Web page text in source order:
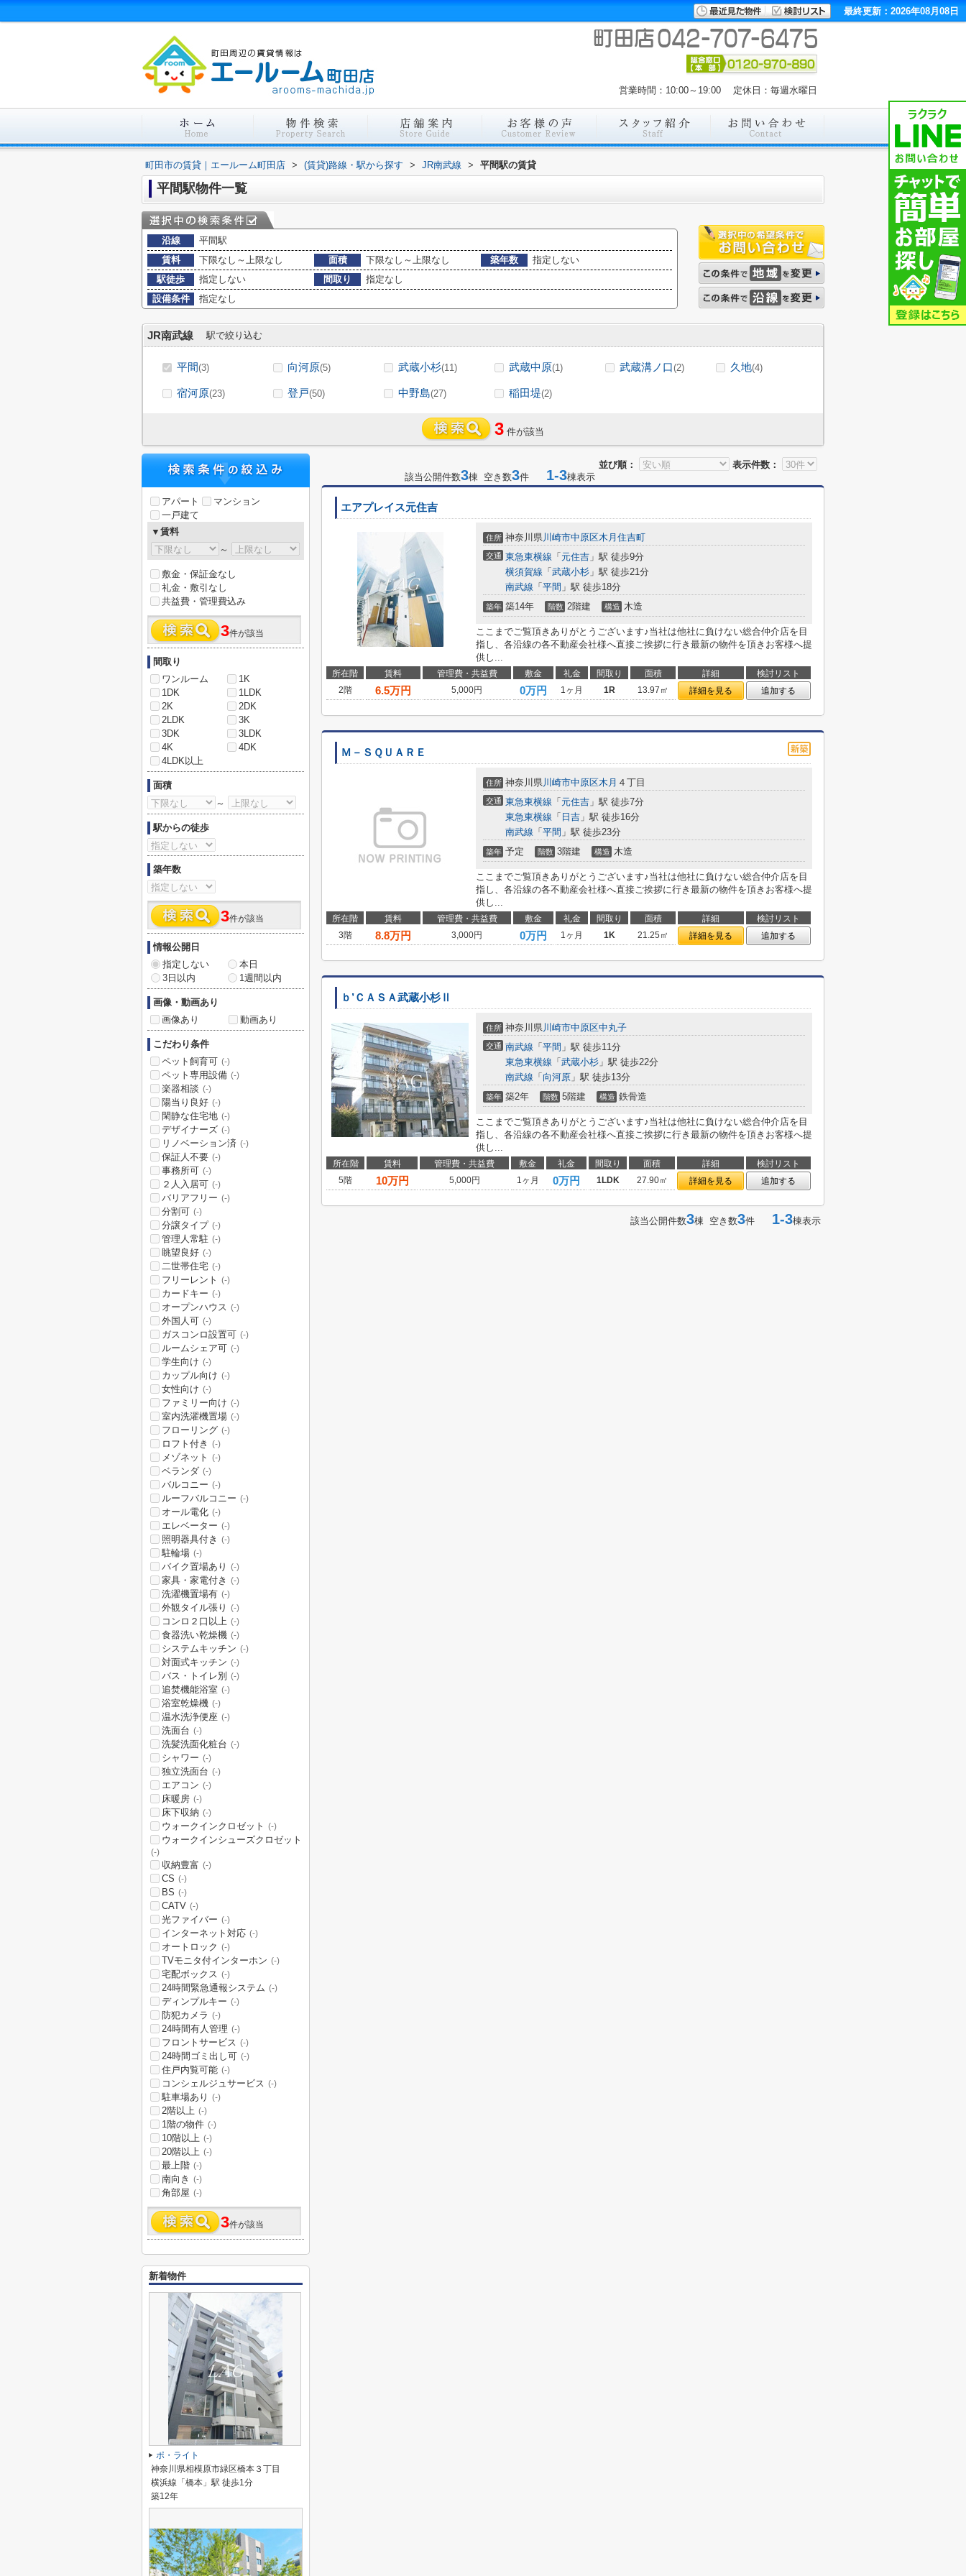
最終更新：2026年08月08日
営業時間：10:00～19:00 定休日：毎週水曜日
町田市の賃貸｜エールーム町田店 > (賃貸)路線・駅から探す > JR南武線 > 平間駅の賃貸
平間駅物件一覧
沿線
平間駅
賃料
下限なし～上限なし 面積 下限なし～上限なし 築年数
指定しない
駅徒歩
指定しない 間取り
指定なし
設備条件
指定なし
JR南武線 駅で絞り込む
平間(3) 向河原(5) 武蔵小杉(11) 武蔵中原(1) 武蔵溝ノ口(2) 久地(4)
宿河原(23) 登戸(50) 中野島(27) 稲田堤(2)
3 件が該当
並び順：
表示件数：
該当公開件数3棟 空き数3件 1-3棟表示
エアプレイス元住吉
住所 神奈川県川崎市中原区木月住吉町
交通 東急東横線 「 元住吉 」駅 徒歩9分
横須賀線 「 武蔵小杉 」駅 徒歩21分
南武線 「 平間 」駅 徒歩18分
築年 築14年 階数 2階建 構造 木造
ここまでご覧頂きありがとうございます♪当社は他社に負けない総合仲介店を目
指し、各沿線の各不動産会社様へ直接ご挨拶に行き最新の物件を頂きお客様へ提
供し...
所在階 賃料 管理費・共益費 敷金 礼金 間取り 面積 詳細
検討リスト
2階
6.5万円 5,000円 0万円 1ヶ月 1R 13.97㎡ 詳細を見る 追加する
Ｍ－ＳＱＵＡＲＥ
住所 神奈川県川崎市中原区木月 ４丁目
交通 東急東横線 「 元住吉 」駅 徒歩7分
東急東横線 「 日吉 」駅 徒歩16分
南武線 「 平間 」駅 徒歩23分
築年 予定 階数 3階建 構造 木造
ここまでご覧頂きありがとうございます♪当社は他社に負けない総合仲介店を目
指し、各沿線の各不動産会社様へ直接ご挨拶に行き最新の物件を頂きお客様へ提
供し...
所在階 賃料 管理費・共益費 敷金 礼金 間取り 面積 詳細
検討リスト
3階
8.8万円 3,000円 0万円 1ヶ月 1K 21.25㎡ 詳細を見る 追加する
ｂ’ＣＡＳＡ武蔵小杉Ⅱ
住所 神奈川県川崎市中原区中丸子
交通 南武線 「 平間 」駅 徒歩11分
東急東横線 「 武蔵小杉 」駅 徒歩22分
南武線 「 向河原 」駅 徒歩13分
築年 築2年 階数 5階建 構造 鉄骨造
ここまでご覧頂きありがとうございます♪当社は他社に負けない総合仲介店を目
指し、各沿線の各不動産会社様へ直接ご挨拶に行き最新の物件を頂きお客様へ提
供し...
所在階 賃料 管理費・共益費 敷金 礼金 間取り 面積 詳細
検討リスト
5階
10万円 5,000円 1ヶ月 0万円 1LDK 27.90㎡ 詳細を見る 追加する
該当公開件数3棟 空き数3件 1-3棟表示
アパート
マンション
一戸建て
▼賃料
～
敷金・保証金なし
礼金・敷引なし
共益費・管理費込み
3件が該当
間取り
ワンルーム
1K
1DK
1LDK
2K
2DK
2LDK
3K
3DK
3LDK
4K
4DK
4LDK以上
面積
～
駅からの徒歩
築年数
3件が該当
情報公開日
指定しない
本日
3日以内
1週間以内
画像・動画あり
画像あり
動画あり
こだわり条件
ペット飼育可 (-)
ペット専用設備 (-)
楽器相談 (-)
陽当り良好 (-)
閑静な住宅地 (-)
デザイナーズ (-)
リノベーション済 (-)
保証人不要 (-)
事務所可 (-)
２人入居可 (-)
バリアフリー (-)
分割可 (-)
分譲タイプ (-)
管理人常駐 (-)
眺望良好 (-)
二世帯住宅 (-)
フリーレント (-)
カードキー (-)
オープンハウス (-)
外国人可 (-)
ガスコンロ設置可 (-)
ルームシェア可 (-)
学生向け (-)
カップル向け (-)
女性向け (-)
ファミリー向け (-)
室内洗濯機置場 (-)
フローリング (-)
ロフト付き (-)
メゾネット (-)
ベランダ (-)
バルコニー (-)
ルーフバルコニー (-)
オール電化 (-)
エレベーター (-)
照明器具付き (-)
駐輪場 (-)
バイク置場あり (-)
家具・家電付き (-)
洗濯機置場有 (-)
外観タイル張り (-)
コンロ２口以上 (-)
食器洗い乾燥機 (-)
システムキッチン (-)
対面式キッチン (-)
バス・トイレ別 (-)
追焚機能浴室 (-)
浴室乾燥機 (-)
温水洗浄便座 (-)
洗面台 (-)
洗髪洗面化粧台 (-)
シャワー (-)
独立洗面台 (-)
エアコン (-)
床暖房 (-)
床下収納 (-)
ウォークインクロゼット (-)
ウォークインシューズクロゼット
(-)
収納豊富 (-)
CS (-)
BS (-)
CATV (-)
光ファイバー (-)
インターネット対応 (-)
オートロック (-)
TVモニタ付インターホン (-)
宅配ボックス (-)
24時間緊急通報システム (-)
ディンプルキー (-)
防犯カメラ (-)
24時間有人管理 (-)
フロントサービス (-)
24時間ゴミ出し可 (-)
住戸内覧可能 (-)
コンシェルジュサービス (-)
駐車場あり (-)
2階以上 (-)
1階の物件 (-)
10階以上 (-)
20階以上 (-)
最上階 (-)
南向き (-)
角部屋 (-)
3件が該当
新着物件
ポ・ライト
神奈川県相模原市緑区橋本３丁目
横浜線「橋本」駅 徒歩1分
築12年